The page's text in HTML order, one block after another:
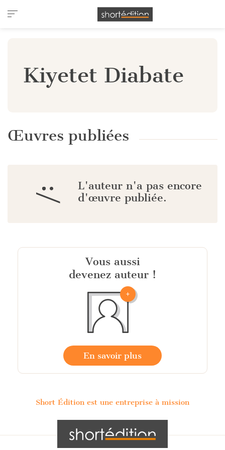
Panneau de gestion des cookies
Kiyetet Diabate
Œuvres publiées
:/
L'auteur n'a pas encore
d'œuvre publiée.
Vous aussi
devenez auteur !
En savoir plus
Short Édition est une entreprise à mission